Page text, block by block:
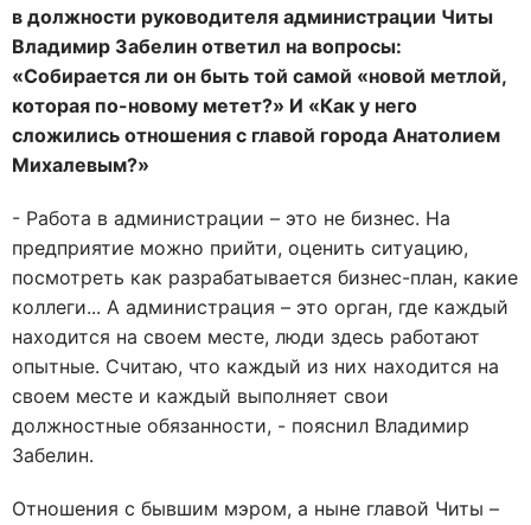
в должности руководителя администрации Читы
Владимир Забелин ответил на вопросы:
«Собирается ли он быть той самой «новой метлой,
которая по-новому метет?» И «Как у него
сложились отношения с главой города Анатолием
Михалевым?»
- Работа в администрации – это не бизнес. На
предприятие можно прийти, оценить ситуацию,
посмотреть как разрабатывается бизнес-план, какие
коллеги... А администрация – это орган, где каждый
находится на своем месте, люди здесь работают
опытные. Считаю, что каждый из них находится на
своем месте и каждый выполняет свои
должностные обязанности, - пояснил Владимир
Забелин.
Отношения с бывшим мэром, а ныне главой Читы –